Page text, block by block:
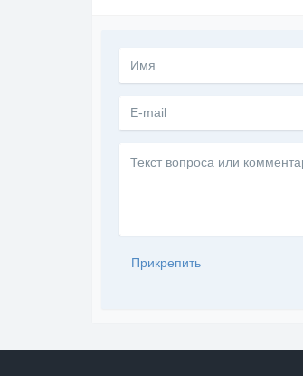
вопроса
Прикрепить